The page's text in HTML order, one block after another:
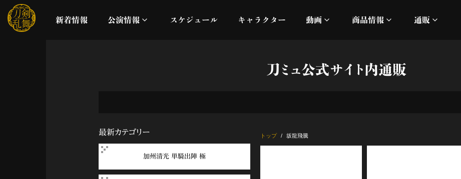
新着情報 公演情報
配信
ライブビューイング
スケジュール キャラクター 動画
オフィシャルムービー
商品情報
加州清光 単騎出陣 極
通販
刀ミュ公式サイト内通販
最新カテゴリー
加州清光 単騎出陣 極
トップ 坂龍飛騰